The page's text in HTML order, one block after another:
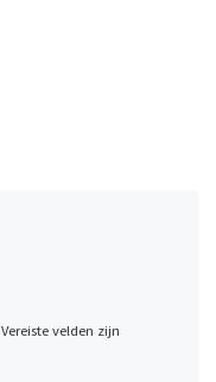
Vereiste velden zijn